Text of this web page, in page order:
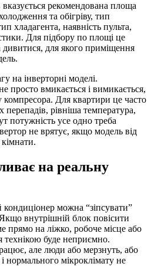
рекомендована площа
та обігріву, тип
хладагента, наявність пульта,
Для підбору по площі це
для якого приміщення
на інверторні моделі.
просто вмикається і вимикається,
компресора. Для квартири це часто
рівніша температура,
потужність усе одно треба
не врятує, якщо модель від
на реальну
кондиціонер можна “зіпсувати”
внутрішній блок повісити
прямо на ліжко, робоче місце або
технікою буде неприємно.
але люди або мерзнуть, або
нормального мікроклімату не